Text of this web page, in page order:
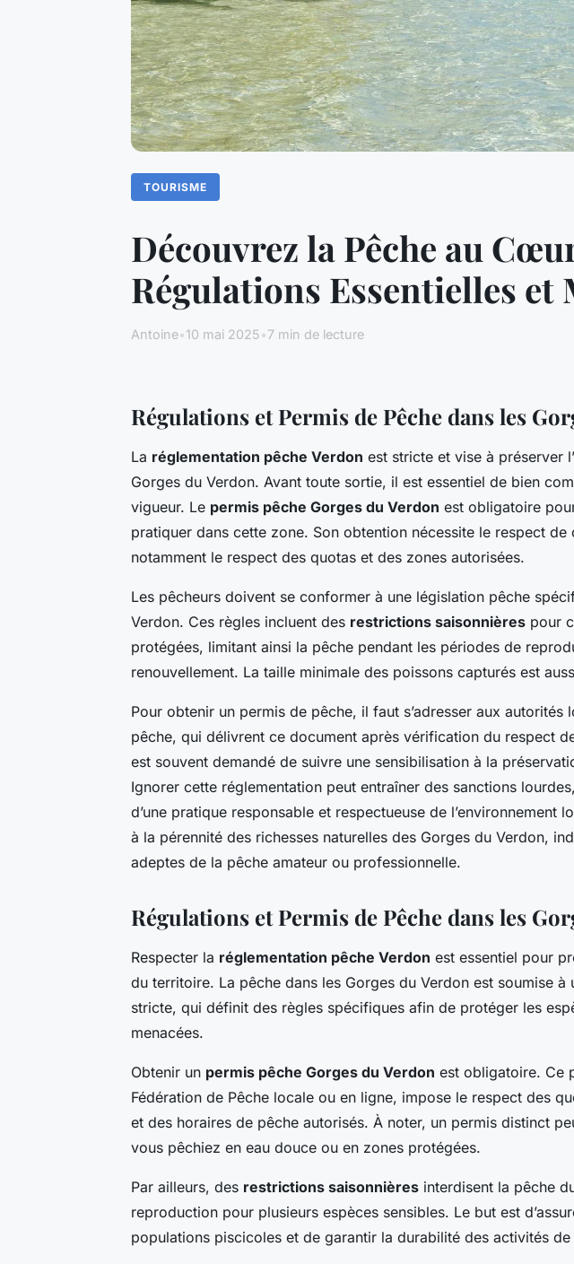
TOURISME
Découvrez la Pêche au
Régulations Essentielles
Antoine•10 mai 2025•7 min de lecture
Régulations et Permis de Pêche dans les
La réglementation pêche Verdon est stricte et vise à préserver
Gorges du Verdon. Avant toute sortie, il est essentiel de bien
vigueur. Le permis pêche Gorges du Verdon est obligatoire
pratiquer dans cette zone. Son obtention nécessite le respect de
notamment le respect des quotas et des zones autorisées.
Les pêcheurs doivent se conformer à une législation pêche
Verdon. Ces règles incluent des restrictions saisonnières pour
protégées, limitant ainsi la pêche pendant les périodes de
renouvellement. La taille minimale des poissons capturés est
Pour obtenir un permis de pêche, il faut s’adresser aux autorités
pêche, qui délivrent ce document après vérification du respect
est souvent demandé de suivre une sensibilisation à la
Ignorer cette réglementation peut entraîner des sanctions
d’une pratique responsable et respectueuse de l’environnement
à la pérennité des richesses naturelles des Gorges du Verdon,
adeptes de la pêche amateur ou professionnelle.
Régulations et Permis de Pêche dans les
Respecter la réglementation pêche Verdon est essentiel pour
du territoire. La pêche dans les Gorges du Verdon est soumise à
stricte, qui définit des règles spécifiques afin de protéger les
menacées.
Obtenir un permis pêche Gorges du Verdon est obligatoire. Ce
Fédération de Pêche locale ou en ligne, impose le respect des
et des horaires de pêche autorisés. À noter, un permis distinct
vous pêchiez en eau douce ou en zones protégées.
Par ailleurs, des restrictions saisonnières interdisent la pêche
reproduction pour plusieurs espèces sensibles. Le but est
populations piscicoles et de garantir la durabilité des activités de